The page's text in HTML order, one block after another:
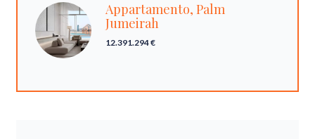
Appartamento, Palm
Jumeirah
12.391.294 €